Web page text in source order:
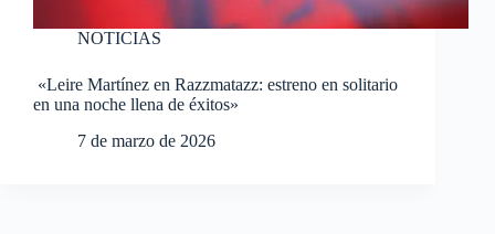
NOTICIAS
«Leire Martínez en Razzmatazz: estreno en solitario
en una noche llena de éxitos»
7 de marzo de 2026